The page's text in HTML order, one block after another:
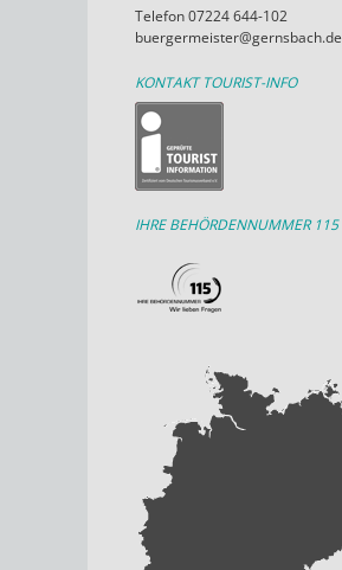
Telefon 07224 644-102
buergermeister@gernsbach.de
KONTAKT TOURIST-INFO
IHRE BEHÖRDENNUMMER 115